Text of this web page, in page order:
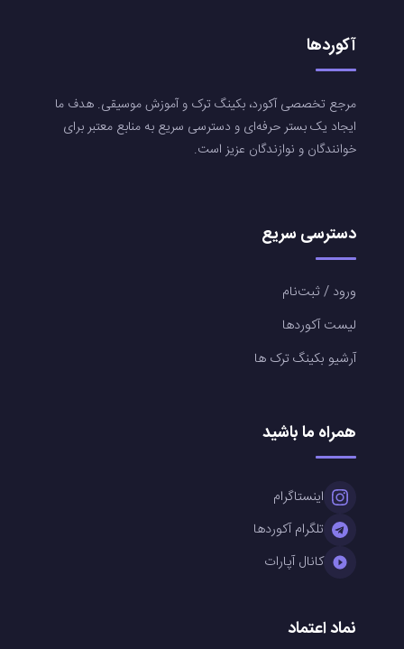
آکوردها
مرجع تخصصی آکورد، بکینگ ترک و آموزش موسیقی. هدف ما
ایجاد یک بستر حرفه‌ای و دسترسی سریع به منابع معتبر برای
خوانندگان و نوازندگان عزیز است.
دسترسی سریع
ورود / ثبت‌نام
لیست آکوردها
آرشیو بکینگ ترک ها
همراه ما باشید
اینستاگرام
تلگرام آکوردها
کانال آپارات
نماد اعتماد